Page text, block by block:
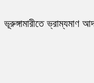
ভূরুঙ্গামারীতে ভ্রাম্যমাণ